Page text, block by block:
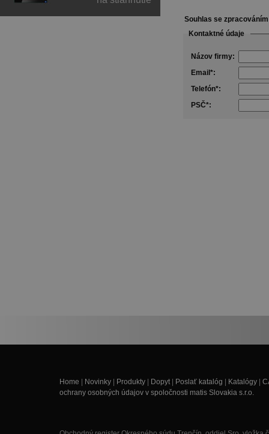
Souhlas se
Kontaktné údaje
Názov firmy:
Email*:
Telefón*:
PSČ*:
Home | Novinky | Produkty | Dopyt | Poslať katalóg | Katalógy |
ochrany osobných údajov v spoločnosti matis Slovakia s.r.o.